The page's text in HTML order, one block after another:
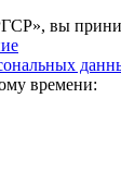
вы
времени: